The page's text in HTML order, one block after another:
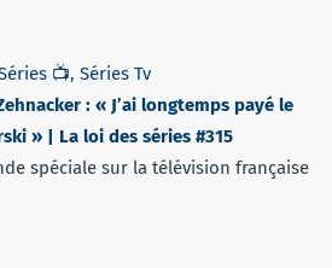
📺, Séries Tv
: « J’ai longtemps payé le
» | La loi des séries #315
spéciale sur la télévision française